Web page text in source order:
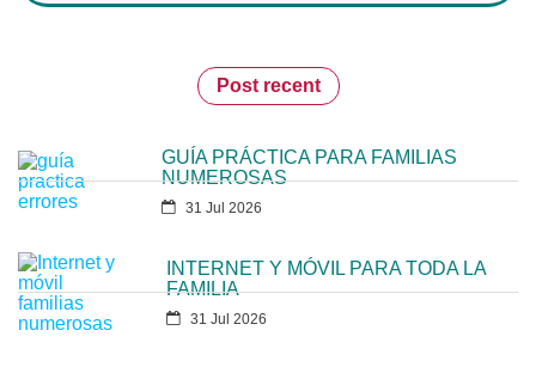
Post recent
GUÍA PRÁCTICA PARA FAMILIAS
NUMEROSAS
31 Jul 2026
INTERNET Y MÓVIL PARA TODA LA
FAMILIA
31 Jul 2026